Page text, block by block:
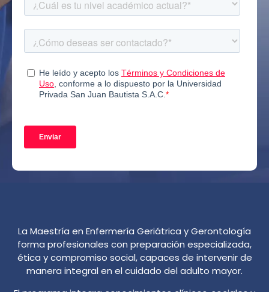
La Maestría en Enfermería Geriátrica y Gerontología
forma profesionales con preparación especializada,
ética y compromiso social, capaces de intervenir de
manera integral en el cuidado del adulto mayor.